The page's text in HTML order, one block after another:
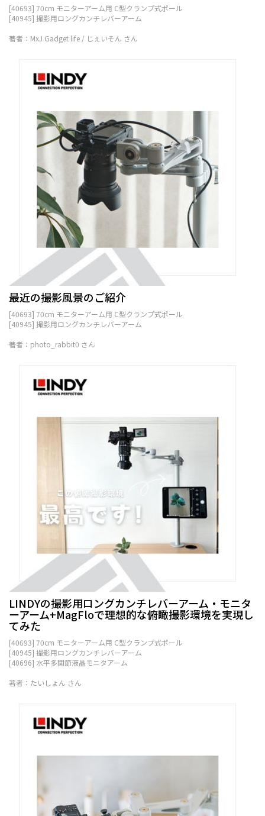
[40693] 70cm モニターアーム用 C型クランプ式ポール
[40945] 撮影用ロングカンチレバーアーム
著者：MxJ Gadget life / じぇいそん さん
最近の撮影風景のご紹介
[40693] 70cm モニターアーム用 C型クランプ式ポール
[40945] 撮影用ロングカンチレバーアーム
著者：photo_rabbit0 さん
LINDYの撮影用ロングカンチレバーアーム・モニタ
ーアーム+MagFloで理想的な俯瞰撮影環境を実現し
てみた
[40693] 70cm モニターアーム用 C型クランプ式ポール
[40945] 撮影用ロングカンチレバーアーム
[40696] 水平多関節液晶モニタアーム
著者：たいしょん さん